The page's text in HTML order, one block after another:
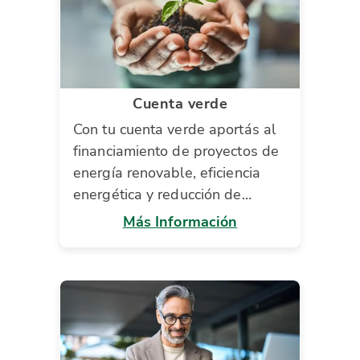
Cuenta verde
Con tu cuenta verde aportás al
financiamiento de proyectos de
energía renovable, eficiencia
energética y reducción de
impacto ambiental
Más Información